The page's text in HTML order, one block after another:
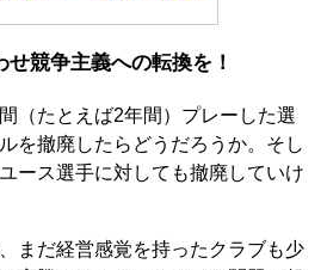
せ競争主義への転換を！
（たとえば2年間）プレーした選
を撤廃したらどうだろうか。そし
ース選手に対しても撤廃していけ
まだ経営感覚を持ったクラブも少